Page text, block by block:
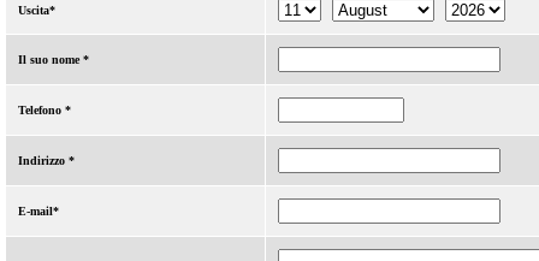
Uscita*
Il suo nome *
Telefono *
Indirizzo *
E-mail*